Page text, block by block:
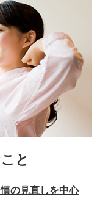
と
の見直しを中心